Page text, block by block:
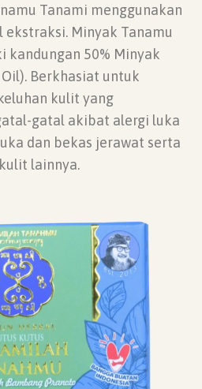
Tanami menggunakan
Minyak Tanamu
kandungan 50% Minyak
Berkhasiat untuk
kulit yang
gatal akibat alergi luka
dan bekas jerawat serta
lainnya.